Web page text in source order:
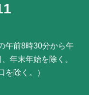
午前8時30分から午
年末年始を除く。
を除く。）